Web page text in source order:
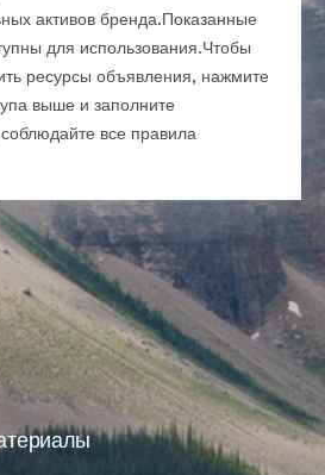
активов бренда.Показанные
для использования.Чтобы
ресурсы объявления, нажмите
выше и заполните
все правила